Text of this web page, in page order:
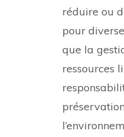
réduire ou
pour
que la
ressources